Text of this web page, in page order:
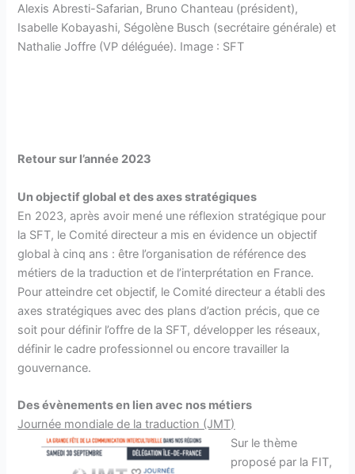
Alexis Abresti-Safarian, Bruno Chanteau (président),
Isabelle Kobayashi, Ségolène Busch (secrétaire générale) et
Nathalie Joffre (VP déléguée). Image : SFT
Retour sur l’année 2023
Un objectif global et des axes stratégiques
En 2023, après avoir mené une réflexion stratégique pour
la SFT, le Comité directeur a mis en évidence un objectif
global à cinq ans : être l’organisation de référence des
métiers de la traduction et de l’interprétation en France.
Pour atteindre cet objectif, le Comité directeur a établi des
axes stratégiques avec des plans d’action précis, que ce
soit pour définir l’offre de la SFT, développer les réseaux,
définir le cadre professionnel ou encore travailler la
gouvernance.
Des évènements en lien avec nos métiers
Journée mondiale de la traduction (JMT)
Sur le thème
proposé par la FIT,